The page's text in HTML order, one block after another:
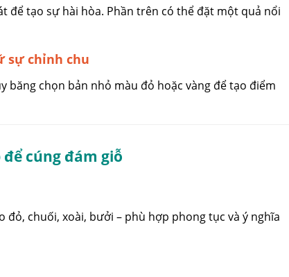
để tạo sự hài hòa. Phần trên có thể đặt một quả nổi
sự chỉnh chu
băng chọn bản nhỏ màu đỏ hoặc vàng để tạo điểm
cúng đám giỗ
đỏ, chuối, xoài, bưởi – phù hợp phong tục và ý nghĩa